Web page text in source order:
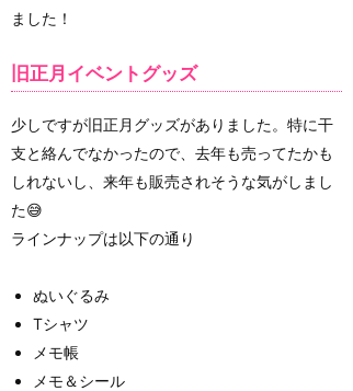
ました！
旧正月イベントグッズ
少しですが旧正月グッズがありました。特に干
支と絡んでなかったので、去年も売ってたかも
しれないし、来年も販売されそうな気がしまし
た😅
ラインナップは以下の通り
ぬいぐるみ
Tシャツ
メモ帳
メモ＆シール